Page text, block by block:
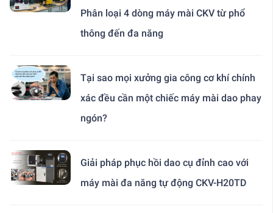
Phân loại 4 dòng máy mài CKV từ phổ
thông đến đa năng
Tại sao mọi xưởng gia công cơ khí chính
xác đều cần một chiếc máy mài dao phay
ngón?
Giải pháp phục hồi dao cụ đỉnh cao với
máy mài đa năng tự động CKV-H20TD